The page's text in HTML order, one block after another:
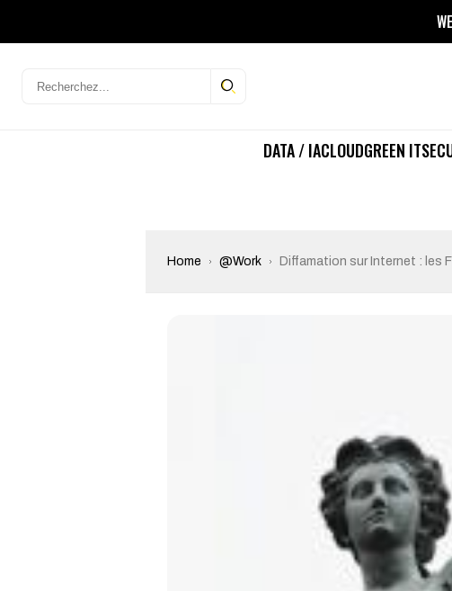
DATA / IACLOUDGREEN IT
Home @Work Diffamation sur Internet : les